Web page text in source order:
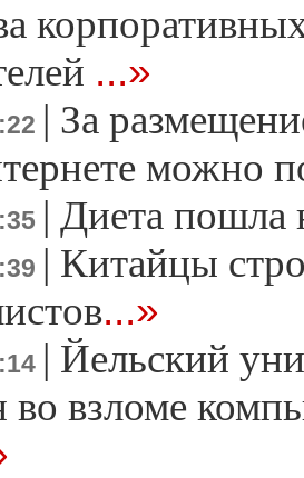
...»
| За
можно
| Диета пошла
| Китайцы
...»
| Йельский
во взломе